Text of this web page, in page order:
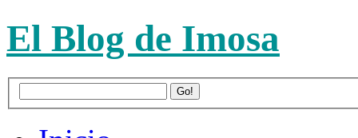
El Blog de Imosa